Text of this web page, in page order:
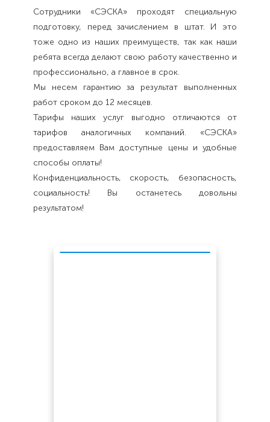
Сотрудники «СЭСКА» проходят специальную
подготовку, перед зачислением в штат. И это
тоже одно из наших преимуществ, так как наши
ребята всегда делают свою работу качественно и
профессионально, а главное в срок.
Мы несем гарантию за результат выполненных
работ сроком до 12 месяцев.
Тарифы наших услуг выгодно отличаются от
тарифов аналогичных компаний. «СЭСКА»
предоставляем Вам доступные цены и удобные
способы оплаты!
Конфиденциальность, скорость, безопасность,
социальность! Вы останетесь довольны
результатом!